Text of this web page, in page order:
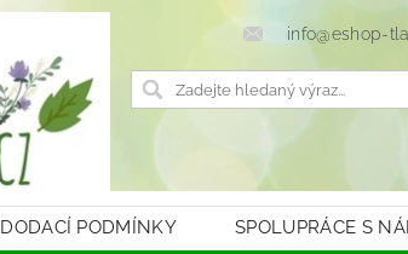
info@eshop-
DODACÍ PODMÍNKY SPOLUPRÁCE S